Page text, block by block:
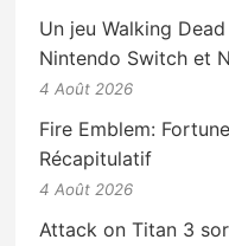
Un jeu Walking
Nintendo Switch et
4 Août 2026
Fire Emblem:
Récapitulatif
4 Août 2026
Attack on Titan 3